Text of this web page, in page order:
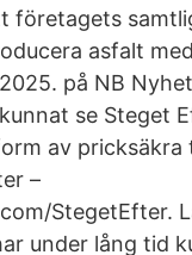
företagets
asfalt
på NB
se Steget
av pricksäkra
–
StegetEfter.
under lång tid